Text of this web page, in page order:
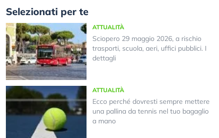
Selezionati per te
ATTUALITÀ
Sciopero 29 maggio 2026, a rischio
trasporti, scuola, aeri, uffici pubblici. I
dettagli
ATTUALITÀ
Ecco perché dovresti sempre mettere
una pallina da tennis nel tuo bagaglio
a mano